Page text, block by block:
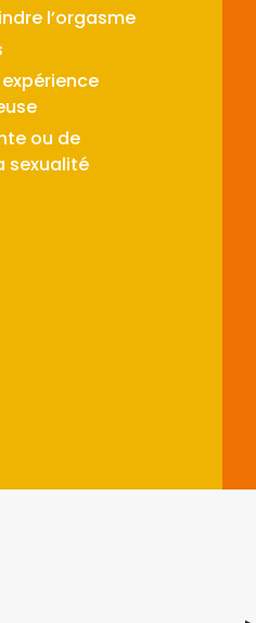
l’orgasme
ou de
sexualité